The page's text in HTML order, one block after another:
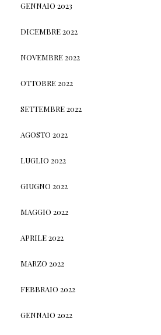
GENNAIO 2023
DICEMBRE 2022
NOVEMBRE 2022
OTTOBRE 2022
SETTEMBRE 2022
AGOSTO 2022
LUGLIO 2022
GIUGNO 2022
MAGGIO 2022
APRILE 2022
MARZO 2022
FEBBRAIO 2022
GENNAIO 2022